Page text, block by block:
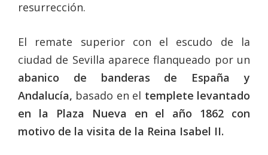
resurrección.
El remate superior con el escudo de la
ciudad de Sevilla aparece flanqueado por un
abanico de banderas de España y
Andalucía, basado en el templete levantado
en la Plaza Nueva en el año 1862 con
motivo de la visita de la Reina Isabel II.